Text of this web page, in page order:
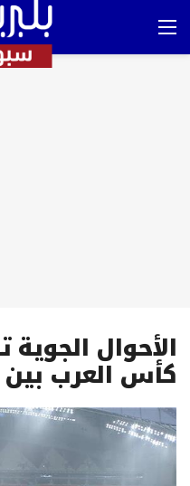
الأحوال
كأس العرب بين